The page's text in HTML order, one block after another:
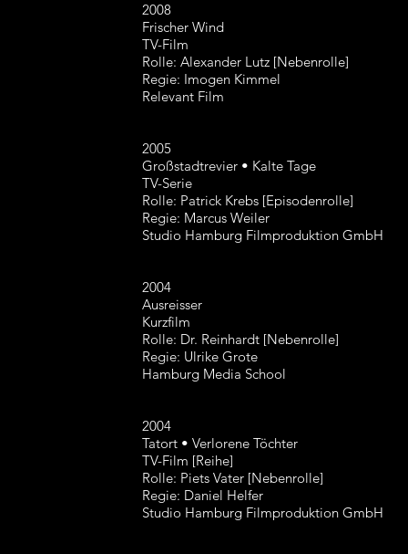
2008
Frischer Wind
TV-Film
Rolle: Alexander Lutz [Nebenrolle]
Regie: Imogen Kimmel
Relevant Film
2005
Großstadtrevier • Kalte Tage
TV-Serie
Rolle: Patrick Krebs [Episodenrolle]
Regie: Marcus Weiler
Studio Hamburg Filmproduktion GmbH
2004
Ausreisser
Kurzfilm
Rolle: Dr. Reinhardt [Nebenrolle]
Regie: Ulrike Grote
Hamburg Media School
2004
Tatort • Verlorene Töchter
TV-Film [Reihe]
Rolle: Piets Vater [Nebenrolle]
Regie: Daniel Helfer
Studio Hamburg Filmproduktion GmbH